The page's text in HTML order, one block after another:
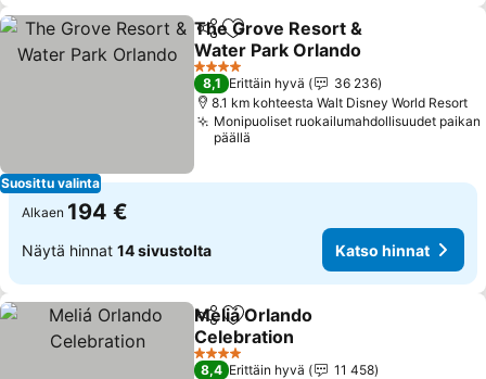
Suosittu valinta
Jaa Lisää suosikkeihin
The Grove Resort &
Water Park Orlando
Katso hinnat
4 Tähtiluokitus
8,1 Erittäin hyvä
36 236
8.1 km kohteesta Walt Disney World Resort
Monipuoliset ruokailumahdollisuudet paikan
päällä
Alkaen 194 €
Näytä hinnat 14 sivustolta Katso hinnat
Jaa Lisää suosikkeihin
Meliá Orlando
Celebration
Katso hinnat
4 Tähtiluokitus
8,4 Erittäin hyvä
11 458